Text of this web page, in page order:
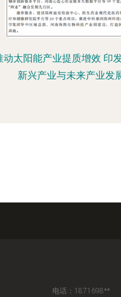
动太阳能产业提质增效 印
新兴产业与未来产业发
电话：1871698**